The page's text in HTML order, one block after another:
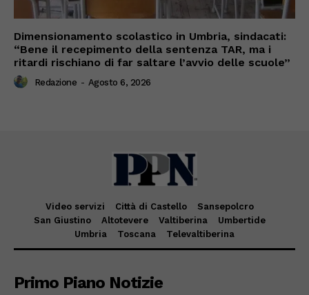
Dimensionamento scolastico in Umbria, sindacati:
“Bene il recepimento della sentenza TAR, ma i
ritardi rischiano di far saltare l’avvio delle scuole”
Redazione - Agosto 6, 2026
Video servizi Città di Castello
Sansepolcro
San Giustino
Altotevere Valtiberina
Umbertide
Umbria
Toscana Televaltiberina
Primo Piano Notizie